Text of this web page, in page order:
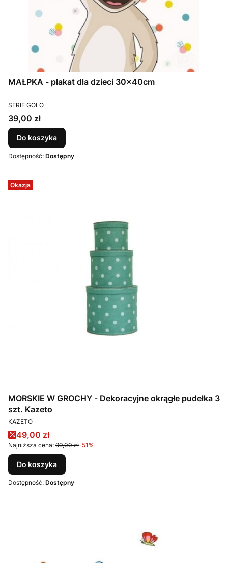
MAŁPKA - plakat dla dzieci 30x40cm
PRODUCENT
SERIE GOLO
Cena
39,00 zł
Do koszyka
Dostępność: Dostępny
Okazja
MORSKIE W GROCHY - Dekoracyjne okrągłe pudełka 3
szt. Kazeto
PRODUCENT
KAZETO
Cena promocyjna
49,00 zł
Najniższa cena: 99,00 zł-51%
Do koszyka
Dostępność: Dostępny